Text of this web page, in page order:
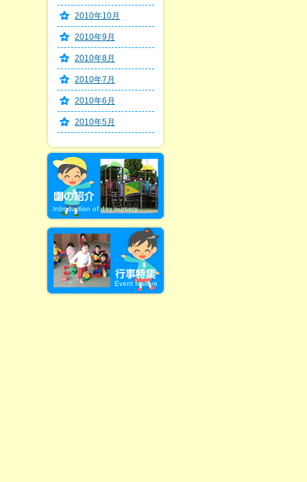
2010年10月
2010年9月
2010年8月
2010年7月
2010年6月
2010年5月